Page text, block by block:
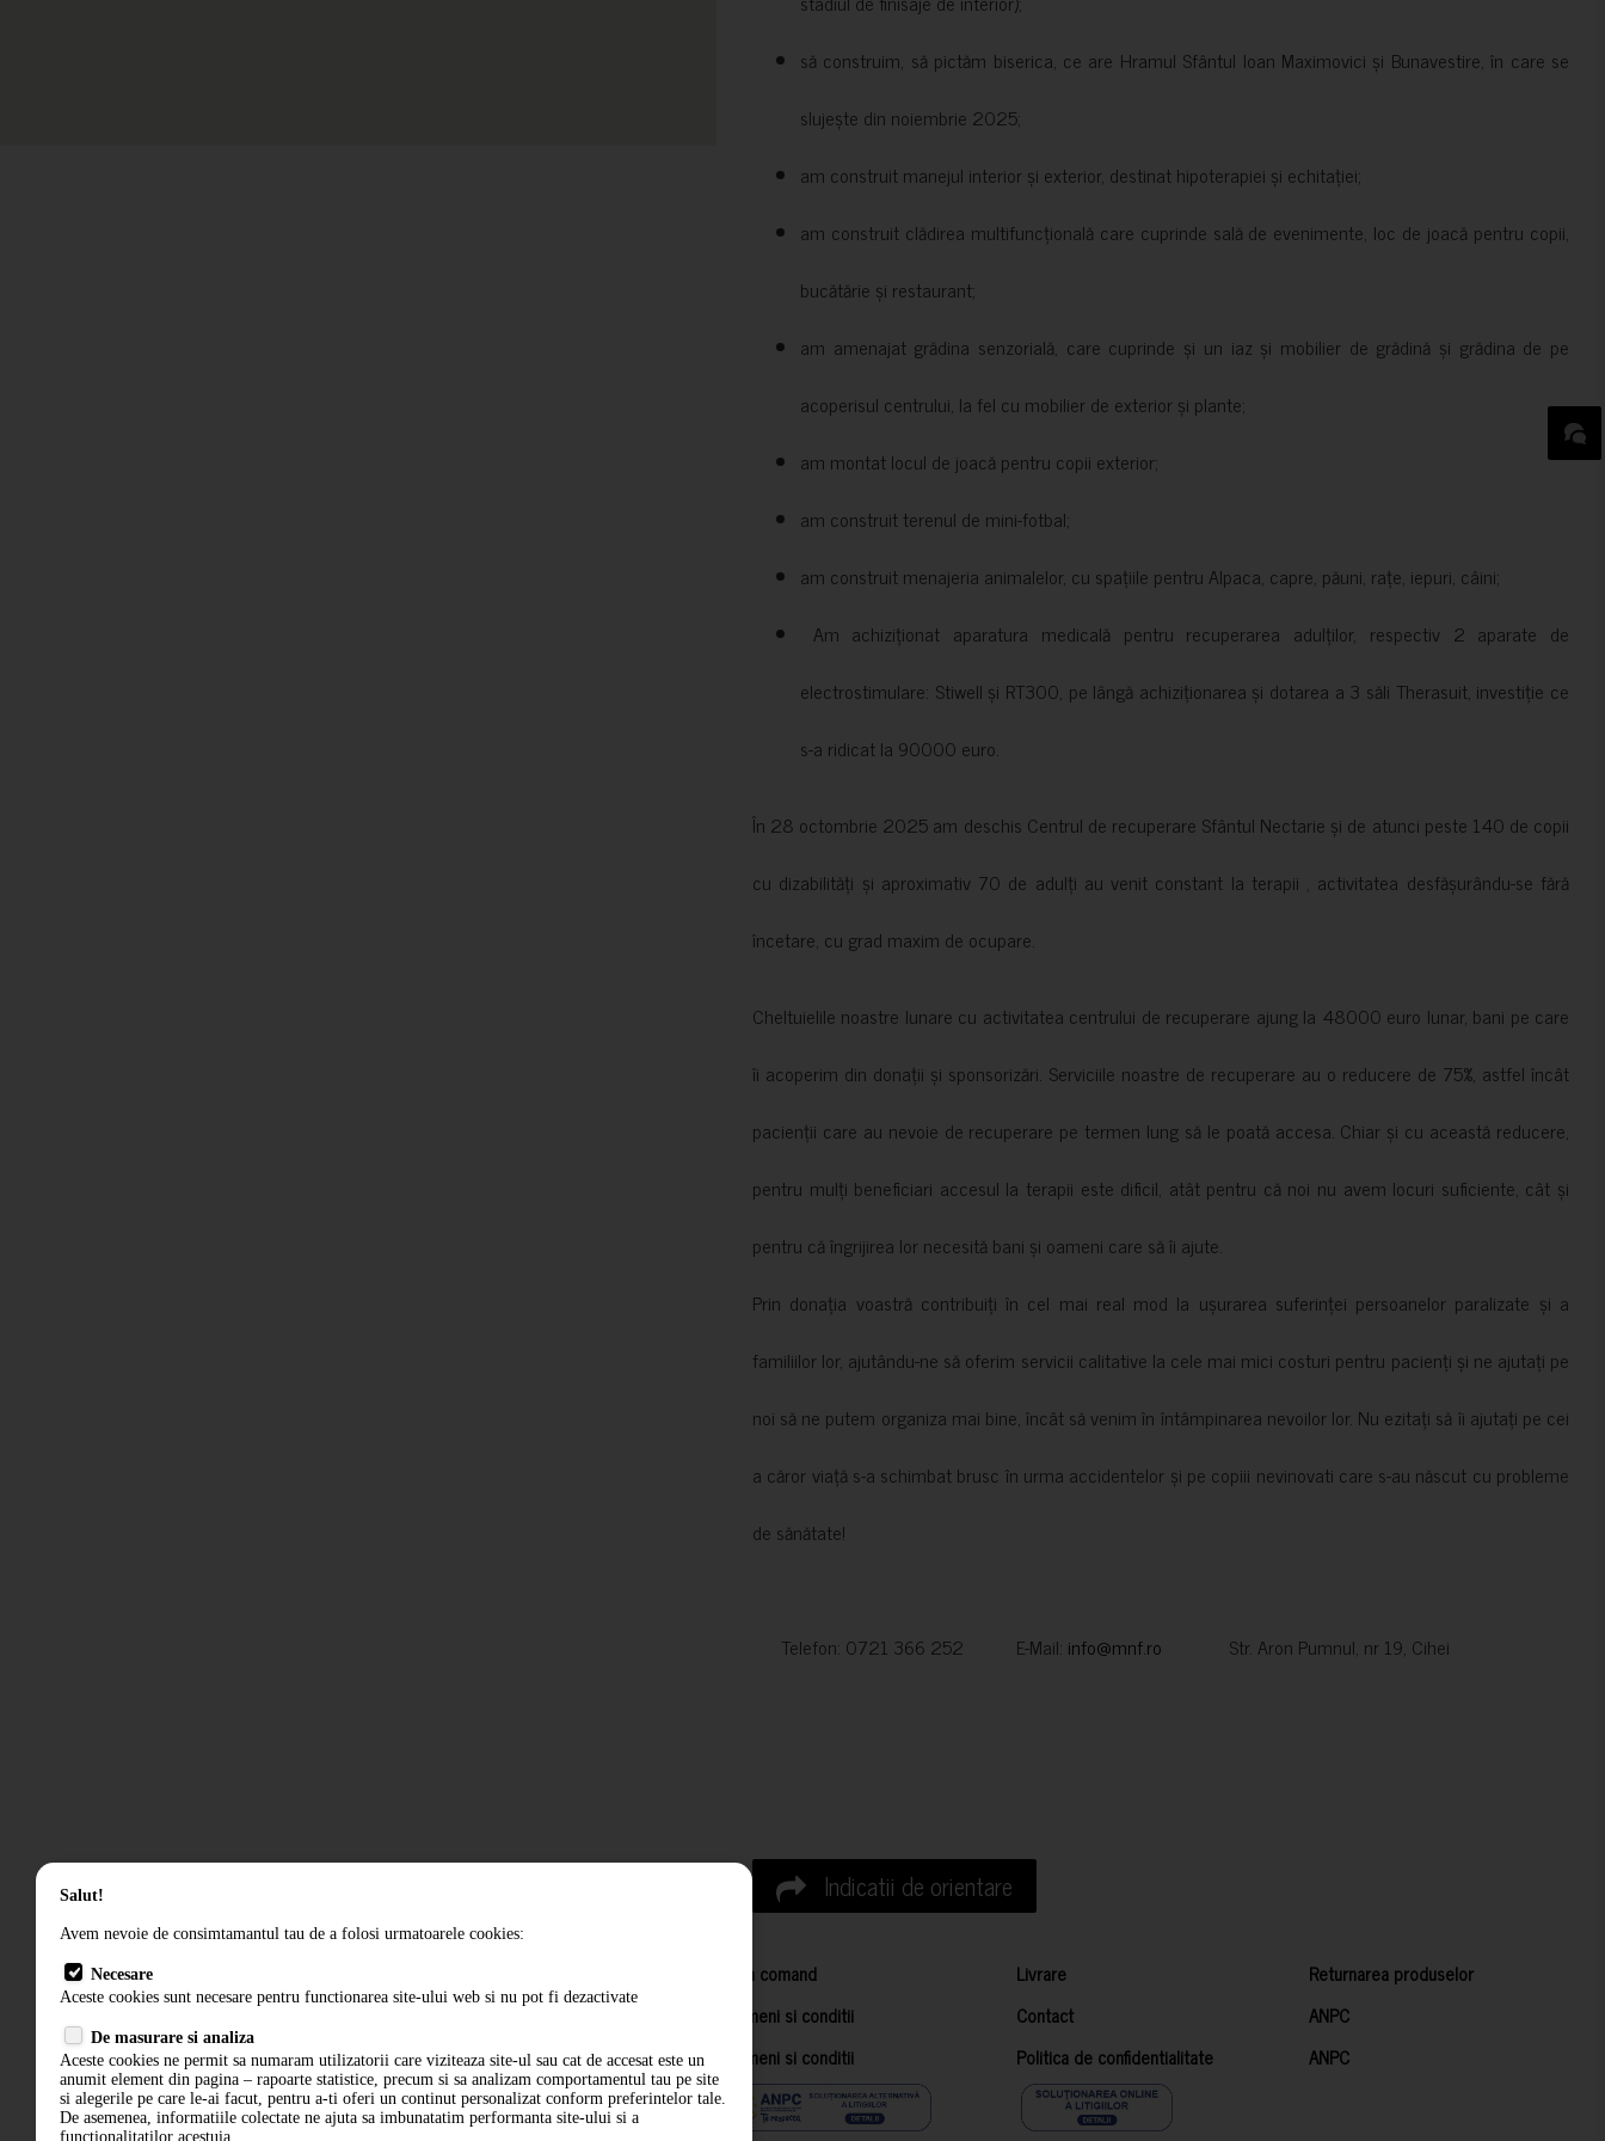
să construim, să pictăm biserica, ce are Hramul Sfântul Ioan Maximovici și Bunavestire, în care se
slujește din noiembrie 2025;
am construit manejul interior și exterior, destinat hipoterapiei și echitației;
am construit clădirea multifuncțională care cuprinde sală de evenimente, loc de joacă pentru copii,
bucătărie și restaurant;
am amenajat grădina senzorială, care cuprinde și un iaz și mobilier de grădină și grădina de pe
acoperisul centrului, la fel cu mobilier de exterior și plante;
am montat locul de joacă pentru copii exterior;
am construit terenul de mini-fotbal;
am construit menajeria animalelor, cu spațiile pentru Alpaca, capre, păuni, rațe, iepuri, câini;
Am achiziționat aparatura medicală pentru recuperarea adulților, respectiv 2 aparate de
electrostimulare: Stiwell și RT300, pe lângă achiziționarea și dotarea a 3 săli Therasuit, investiție ce
s-a ridicat la 90000 euro.
În 28 octombrie 2025 am deschis Centrul de recuperare Sfântul Nectarie și de atunci peste 140 de copii
cu dizabilități și aproximativ 70 de adulți au venit constant la terapii , activitatea desfășurându-se fără
încetare, cu grad maxim de ocupare.
Cheltuielile noastre lunare cu activitatea centrului de recuperare ajung la 48000 euro lunar, bani pe care
îi acoperim din donații și sponsorizări. Serviciile noastre de recuperare au o reducere de 75%, astfel încât
pacienții care au nevoie de recuperare pe termen lung să le poată accesa. Chiar și cu această reducere,
pentru mulți beneficiari accesul la terapii este dificil, atât pentru că noi nu avem locuri suficiente, cât și
pentru că îngrijirea lor necesită bani și oameni care să îi ajute.
Prin donația voastră contribuiți în cel mai real mod la ușurarea suferinței persoanelor paralizate și a
familiilor lor, ajutându-ne să oferim servicii calitative la cele mai mici costuri pentru pacienți și ne ajutați pe
noi să ne putem organiza mai bine, încât să venim în întâmpinarea nevoilor lor. Nu ezitați să îi ajutați pe cei
a căror viață s-a schimbat brusc în urma accidentelor și pe copiii nevinovati care s-au născut cu probleme
de sănătate!
Telefon: 0721 366 252 E-Mail: info@mnf.ro Str. Aron Pumnul, nr 19, Cihei
Indicatii de orientare
Cum comand Livrare
Returnarea produselor
Termeni si conditii
Contact
ANPC
Termeni si conditii
Politica de confidentialitate ANPC
Salut!
Avem nevoie de consimtamantul tau de a folosi urmatoarele cookies:
Necesare
Aceste cookies sunt necesare pentru functionarea site-ului web si nu pot fi dezactivate
De masurare si analiza
Aceste cookies ne permit sa numaram utilizatorii care viziteaza site-ul sau cat de accesat este un
anumit element din pagina – rapoarte statistice, precum si sa analizam comportamentul tau pe site
si alegerile pe care le-ai facut, pentru a-ti oferi un continut personalizat conform preferintelor tale.
De asemenea, informatiile colectate ne ajuta sa imbunatatim performanta site-ului si a
functionalitatilor acestuia.